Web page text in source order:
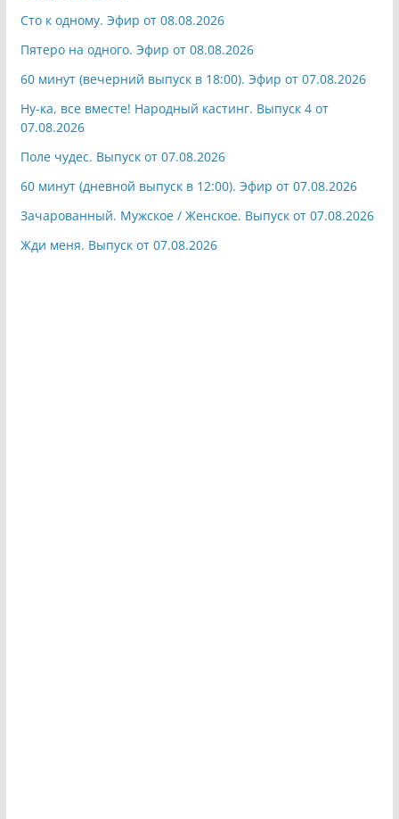
Сто к одному. Эфир от 08.08.2026
Пятеро на одного. Эфир от 08.08.2026
60 минут (вечерний выпуск в 18:00). Эфир от 07.08.2026
Ну-ка, все вместе! Народный кастинг. Выпуск 4 от
07.08.2026
Поле чудес. Выпуск от 07.08.2026
60 минут (дневной выпуск в 12:00). Эфир от 07.08.2026
Зачарованный. Мужское / Женское. Выпуск от 07.08.2026
Жди меня. Выпуск от 07.08.2026